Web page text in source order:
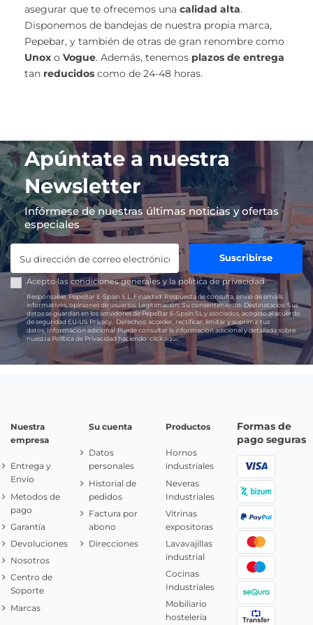
asegurar que te ofrecemos una calidad alta.
Disponemos de bandejas de nuestra propia marca,
Pepebar, y también de otras de gran renombre como
Unox o Vogue. Además, tenemos plazos de entrega
tan reducidos como de 24-48 horas.
Apúntate a nuestra
Newsletter
Infórmese de nuestras últimas noticias y ofertas
especiales
Suscribirse
Acepto las condiciones generales y lapolítica de privacidad
Responsable:PepeBar E-Spain S.L. Finalidad: Respuesta de consulta, envío de emails
informativos, opiniones de usuarios. Legitimación: Su consentimiento. Destinatarios:Sus
datos se guardan en los servidores de PepeBar E-Spain SL y asociados, acogido al acuerdo
de seguridad EU-US Privacy. Derechos: acceder, rectificar, limitar y suprimir tus
datos.Información adicional:Puede consultar la información adicional y detallada sobre
nuestra Política de Privacidad haciendoclick aquí.
Nuestra
empresa
Entrega y
Envío
Metodos de
pago
Garantía
Devoluciones
Nosotros
Centro de
Soporte
Marcas
Su cuenta
Datos
personales
Historial de
pedidos
Factura por
abono
Direcciones
Productos
Hornos
industriales
Neveras
Industriales
Vitrinas
expositoras
Lavavajillas
industrial
Cocinas
Industriales
Mobiliario
hostelería
Formas de
pago seguras